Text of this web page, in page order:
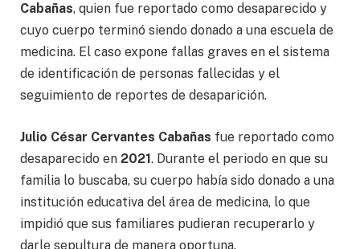
Cabañas, quien fue reportado como desaparecido y
cuyo cuerpo terminó siendo donado a una escuela de
medicina. El caso expone fallas graves en el sistema
de identificación de personas fallecidas y el
seguimiento de reportes de desaparición.
Julio César Cervantes Cabañas fue reportado como
desaparecido en 2021. Durante el periodo en que su
familia lo buscaba, su cuerpo había sido donado a una
institución educativa del área de medicina, lo que
impidió que sus familiares pudieran recuperarlo y
darle sepultura de manera oportuna.